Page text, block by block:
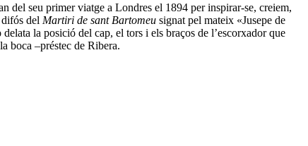
del seu primer viatge a Londres el 1894 per inspirar-se, creiem,
del Martiri de sant Bartomeu signat pel mateix «Jusepe de
la posició del cap, el tors i els braços de l’escorxador que
boca –préstec de Ribera.